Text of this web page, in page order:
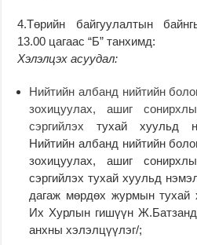
4.Төрийн байгуулалтын
13.00 цагаас “Б” танхимд:
Хэлэлцэх асуудал:
Нийтийн албанд нийтийн
зохицуулах, ашиг
сэргийлэх тухай хуульд
Нийтийн албанд нийтийн
зохицуулах, ашиг
сэргийлэх тухай хуульд
дагаж мөрдөх журмын тухай
Их Хурлын гишүүн
анхны хэлэлцүүлэг/;